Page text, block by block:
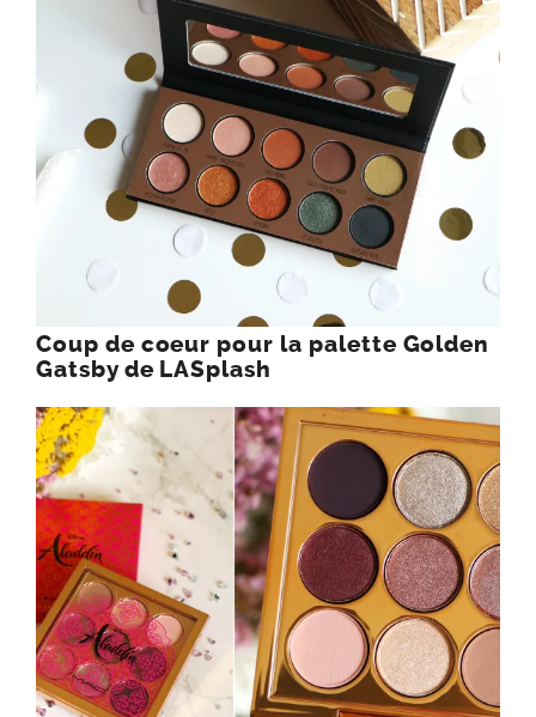
Coup de coeur pour la palette Golden
Gatsby de LASplash